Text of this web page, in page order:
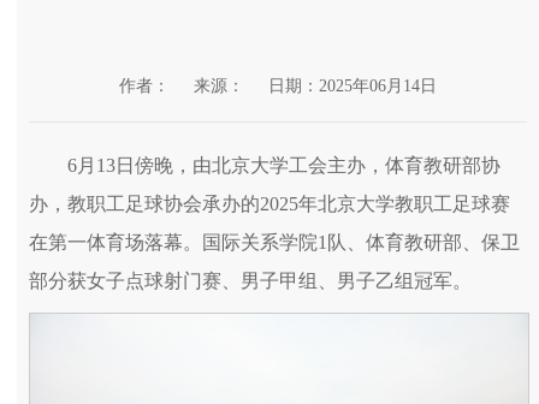
作者： 来源： 日期：2025年06月14日
6月13日傍晚，由北京大学工会主办，体育教研部协
办，教职工足球协会承办的2025年北京大学教职工足球赛
在第一体育场落幕。国际关系学院1队、体育教研部、保卫
部分获女子点球射门赛、男子甲组、男子乙组冠军。